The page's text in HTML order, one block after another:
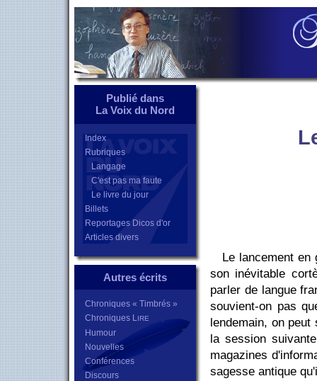
Publié dans
La Voix du Nord
Index
Rubriques
Langage
C'est pas ma faute
Le livre du jour
Billets
Reportages Dicos d'or
Articles divers
Autres écrits
Chroniques « Timbrés »
Chroniques LIRE
Humour
Nouvelles
Conférences
Discours
Le lancement
son inévitable
parler de langue
souvient-on pas
lendemain, on
la session
magazines
sagesse antique